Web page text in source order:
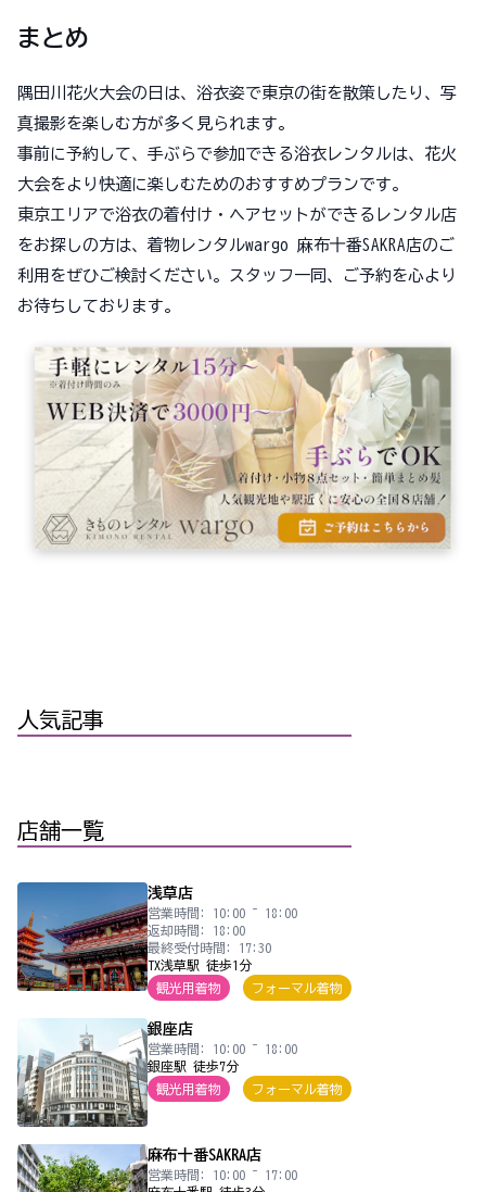
まとめ
隅田川花火大会の日は、浴衣姿で東京の街を散策したり、写
真撮影を楽しむ方が多く見られます。
事前に予約して、手ぶらで参加できる浴衣レンタルは、花火
大会をより快適に楽しむためのおすすめプランです。
東京エリアで浴衣の着付け・ヘアセットができるレンタル店
をお探しの方は、着物レンタルwargo 麻布十番SAKRA店のご
利用をぜひご検討ください。スタッフ一同、ご予約を心より
お待ちしております。
人気記事
店舗一覧
浅草店
営業時間: 10:00 ~ 18:00
返却時間: 18:00
最終受付時間: 17:30
TX浅草駅 徒歩1分
観光用着物
フォーマル着物
銀座店
営業時間: 10:00 ~ 18:00
銀座駅 徒歩7分
観光用着物
フォーマル着物
麻布十番SAKRA店
営業時間: 10:00 ~ 17:00